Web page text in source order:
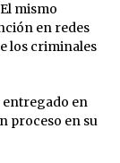
mismo
en redes
los criminales
entregado en
proceso en su